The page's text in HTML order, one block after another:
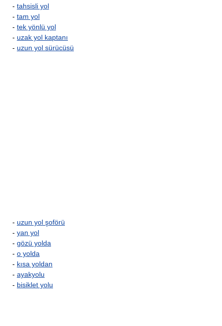
- tahsisli yol
- tam yol
- tek yönlü yol
- uzak yol kaptanı
- uzun yol sürücüsü
- uzun yol şoförü
- yan yol
- gözü yolda
- o yolda
- kısa yoldan
- ayakyolu
- bisiklet yolu